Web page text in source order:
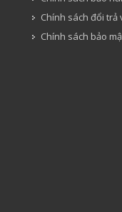
Chính sách đổi trả
Chính sách bảo